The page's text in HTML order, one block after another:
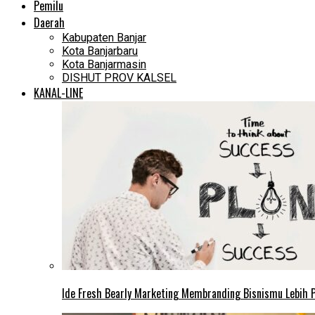
Pemilu
Daerah
Kabupaten Banjar
Kota Banjarbaru
Kota Banjarmasin
DISHUT PROV KALSEL
KANAL-LINE
Ide Fresh Bearly Marketing Membranding Bisnismu Lebih